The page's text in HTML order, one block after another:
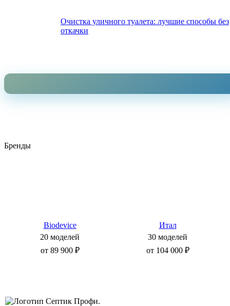
Очистка уличного туалета: лучшие способы без
откачки
Бренды
Biodevice
20 моделей
от 89 900 ₽
Итал
30 моделей
от 104 000 ₽